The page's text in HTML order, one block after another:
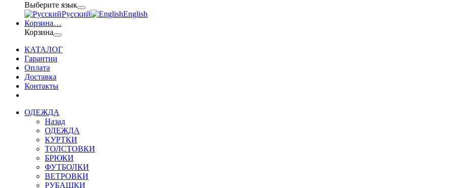
Выберите язык
Русский
English
Корзина…
Корзина
КАТАЛОГ
Гарантии
Оплата
Доставка
Контакты
ОДЕЖДА
Назад
ОДЕЖДА
КУРТКИ
ТОЛСТОВКИ
БРЮКИ
ФУТБОЛКИ
ВЕТРОВКИ
РУБАШКИ